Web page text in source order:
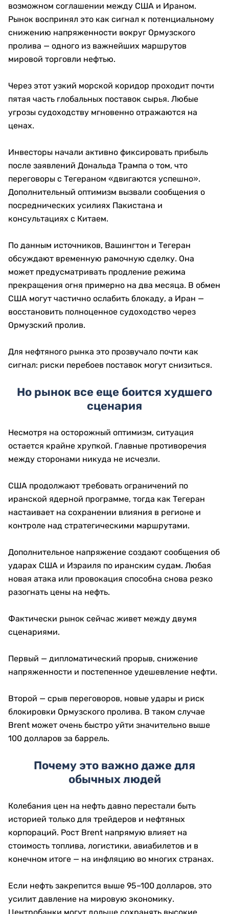
возможном соглашении между США и Ираном.
Рынок воспринял это как сигнал к потенциальному
снижению напряженности вокруг Ормузского
пролива — одного из важнейших маршрутов
мировой торговли нефтью.
Через этот узкий морской коридор проходит почти
пятая часть глобальных поставок сырья. Любые
угрозы судоходству мгновенно отражаются на
ценах.
Инвесторы начали активно фиксировать прибыль
после заявлений Дональда Трампа о том, что
переговоры с Тегераном «двигаются успешно».
Дополнительный оптимизм вызвали сообщения о
посреднических усилиях Пакистана и
консультациях с Китаем.
По данным источников, Вашингтон и Тегеран
обсуждают временную рамочную сделку. Она
может предусматривать продление режима
прекращения огня примерно на два месяца. В обмен
США могут частично ослабить блокаду, а Иран —
восстановить полноценное судоходство через
Ормузский пролив.
Для нефтяного рынка это прозвучало почти как
сигнал: риски перебоев поставок могут снизиться.
Но рынок все еще боится худшего
сценария
Несмотря на осторожный оптимизм, ситуация
остается крайне хрупкой. Главные противоречия
между сторонами никуда не исчезли.
США продолжают требовать ограничений по
иранской ядерной программе, тогда как Тегеран
настаивает на сохранении влияния в регионе и
контроле над стратегическими маршрутами.
Дополнительное напряжение создают сообщения об
ударах США и Израиля по иранским судам. Любая
новая атака или провокация способна снова резко
разогнать цены на нефть.
Фактически рынок сейчас живет между двумя
сценариями.
Первый — дипломатический прорыв, снижение
напряженности и постепенное удешевление нефти.
Второй — срыв переговоров, новые удары и риск
блокировки Ормузского пролива. В таком случае
Brent может очень быстро уйти значительно выше
100 долларов за баррель.
Почему это важно даже для
обычных людей
Колебания цен на нефть давно перестали быть
историей только для трейдеров и нефтяных
корпораций. Рост Brent напрямую влияет на
стоимость топлива, логистики, авиабилетов и в
конечном итоге — на инфляцию во многих странах.
Если нефть закрепится выше 95–100 долларов, это
усилит давление на мировую экономику.